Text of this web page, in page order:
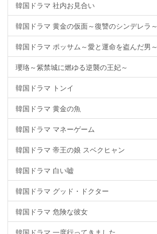
韓国ドラマ 社内お見合い
韓国ドラマ 黄金の仮面～復讐のシンデレラ～
韓国ドラマ ポッサム～愛と運命を盗んだ男～
瓔珞～紫禁城に燃ゆる逆襲の王妃～
韓国ドラマ トンイ
韓国ドラマ 黄金の魚
韓国ドラマ マネーゲーム
韓国ドラマ 帝王の娘 スベクヒャン
韓国ドラマ 白い嘘
韓国ドラマ グッド・ドクター
韓国ドラマ 危険な彼女
韓国ドラマ 一度行ってきました